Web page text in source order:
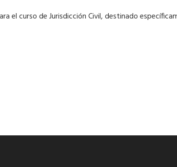
el curso de Jurisdicción Civil, destinado